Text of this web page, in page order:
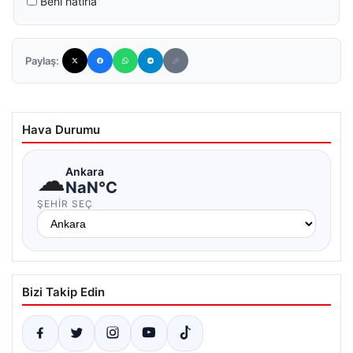
Paylaş:
Hava Durumu
☁Ankara
NaN°C
ŞEHIR SEÇ
Bizi Takip Edin